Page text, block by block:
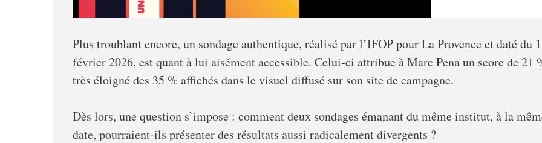
Plus troublant encore, un sondage authentique, réalisé par l’IFOP pour La Provence et daté du
février 2026, est quant à lui aisément accessible. Celui-ci attribue à Marc Pena un score de 21
très éloigné des 35 % affichés dans le visuel diffusé sur son site de campagne.
Dès lors, une question s’impose : comment deux sondages émanant du même institut, à la
date, pourraient-ils présenter des résultats aussi radicalement divergents ?